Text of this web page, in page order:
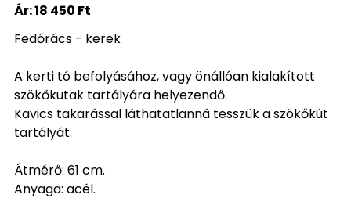
Ár:18 450 Ft
Fedőrács - kerek
A kerti tó befolyásához, vagy önállóan kialakított
szökőkutak tartályára helyezendő.
Kavics takarással láthatatlanná tesszük a szökőkút
tartályát.
Átmérő: 61 cm.
Anyaga: acél.